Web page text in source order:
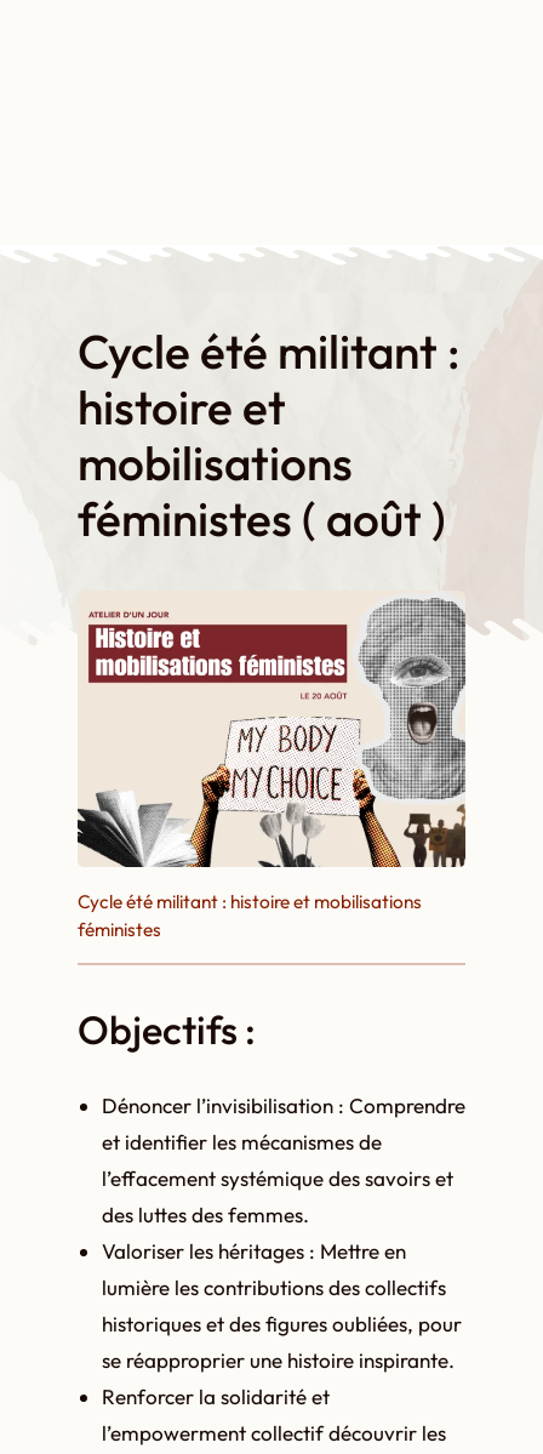
Cycle été militant :
histoire et
mobilisations
féministes ( août )
Cycle été militant : histoire et mobilisations
féministes
Objectifs :
Dénoncer l’invisibilisation : Comprendre
et identifier les mécanismes de
l’effacement systémique des savoirs et
des luttes des femmes.
Valoriser les héritages : Mettre en
lumière les contributions des collectifs
historiques et des figures oubliées, pour
se réapproprier une histoire inspirante.
Renforcer la solidarité et
l’empowerment collectif découvrir les